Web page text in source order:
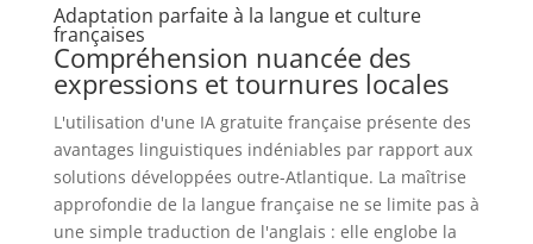
Adaptation parfaite à la langue et culture
françaises
Compréhension nuancée des
expressions et tournures locales
L'utilisation d'une IA gratuite française présente des
avantages linguistiques indéniables par rapport aux
solutions développées outre-Atlantique. La maîtrise
approfondie de la langue française ne se limite pas à
une simple traduction de l'anglais : elle englobe la